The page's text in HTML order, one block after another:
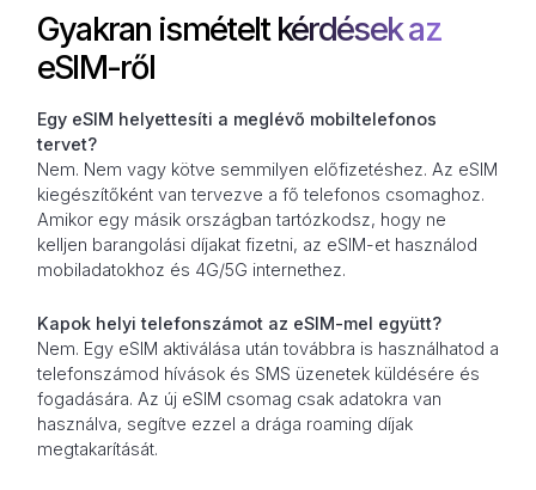
Gyakran ismételt kérdések az
eSIM-ről
Egy eSIM helyettesíti a meglévő mobiltelefonos
tervet?
Nem. Nem vagy kötve semmilyen előfizetéshez. Az eSIM
kiegészítőként van tervezve a fő telefonos csomaghoz.
Amikor egy másik országban tartózkodsz, hogy ne
kelljen barangolási díjakat fizetni, az eSIM-et használod
mobiladatokhoz és 4G/5G internethez.
Kapok helyi telefonszámot az eSIM-mel együtt?
Nem. Egy eSIM aktiválása után továbbra is használhatod a
telefonszámod hívások és SMS üzenetek küldésére és
fogadására. Az új eSIM csomag csak adatokra van
használva, segítve ezzel a drága roaming díjak
megtakarítását.